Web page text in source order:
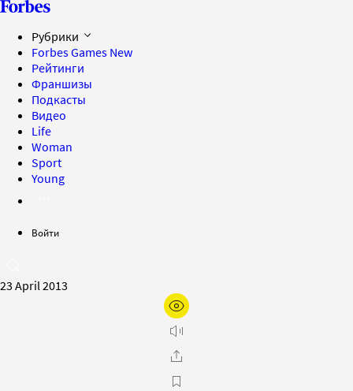
Рубрики
Forbes Games New
Рейтинги
Франшизы
Подкасты
Видео
Life
Woman
Sport
Young
Войти
23 April 2013